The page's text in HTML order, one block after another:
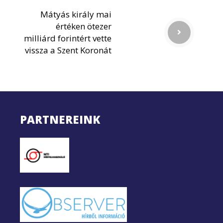
Mátyás király mai
értéken ötezer
milliárd forintért vette
vissza a Szent Koronát
PARTNEREINK